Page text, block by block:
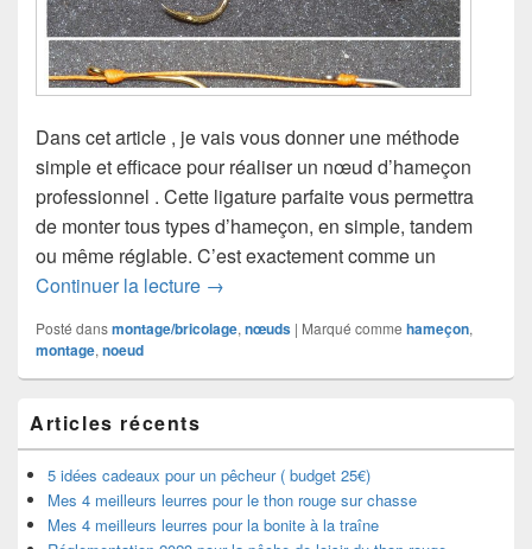
Dans cet article , je vais vous donner une méthode
simple et efficace pour réaliser un nœud d’hameçon
professionnel . Cette ligature parfaite vous permettra
de monter tous types d’hameçon, en simple, tandem
ou même réglable. C’est exactement comme un
Continuer la lecture Le Nœud d’hameçon à palette des
→
Posté dansmontage/bricolage, nœuds | Marqué comme hameçon,
montage, noeud
principale
de
widget
pour
barre
Articles récents
5 idées cadeaux pour un pêcheur ( budget 25€)
Mes 4 meilleurs leurres pour le thon rouge sur chasse
Mes 4 meilleurs leurres pour la bonite à la traîne